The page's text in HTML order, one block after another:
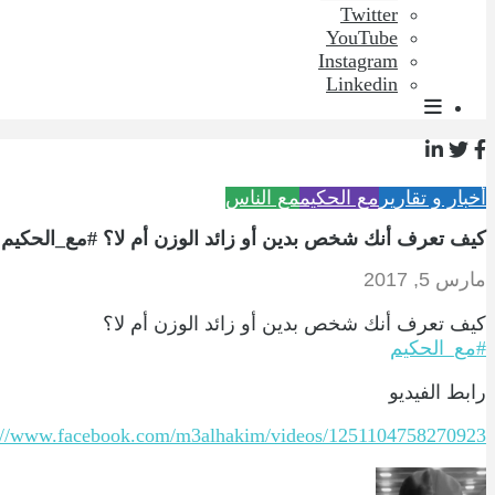
Twitter
YouTube
Instagram
Linkedin
أخبار و تقارير مع الحكيممع الناس
كيف تعرف أنك شخص بدين أو زائد الوزن أم لا؟ #مع_الحكيم
مارس 5, 2017
كيف تعرف أنك شخص بدين أو زائد الوزن أم لا؟
#مع_الحكيم
رابط الفيديو
www.facebook.com/m3alhakim/videos/1251104758270923/